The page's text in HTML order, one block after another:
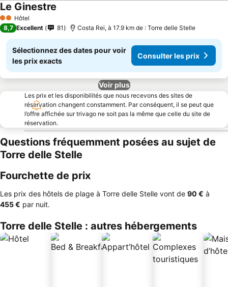
2 Étoiles
Hôtel
Le Ginestre
8,7 Excellent 81 Costa Rei, à 17.9 km de : Torre delle Stelle
Sélectionnez des dates pour voir
les prix exacts
Consulter les prix
Voir plus
Les prix et les disponibilités que nous recevons des sites de
réservation changent constamment. Par conséquent, il se peut que
l’offre affichée sur trivago ne soit pas la même que celle du site de
réservation.
Questions fréquemment posées au sujet de
Torre delle Stelle
Fourchette de prix
Les prix des hôtels de plage à Torre delle Stelle vont de ‎90 € à
‎455 € par nuit.
Torre delle Stelle : autres hébergements